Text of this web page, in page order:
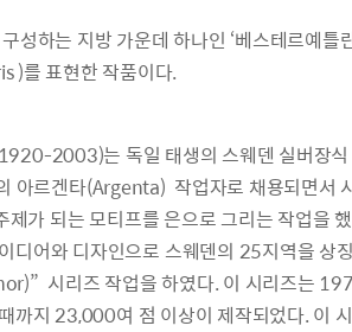
성하는 지방 가운데 하나인 ‘베스테르예
)를 표현한 작품이다.
2003)는 독일 태생의 스웨덴 실버장
아르겐타(Argenta) 작업자로 채용되면서
제가 되는 모티프를 은으로 그리는 작업을
디어와 디자인으로 스웨덴의 25지역을
시리즈 작업을 하였다. 이 시리즈는
까지 23,000여 점 이상이 제작되었다. 이